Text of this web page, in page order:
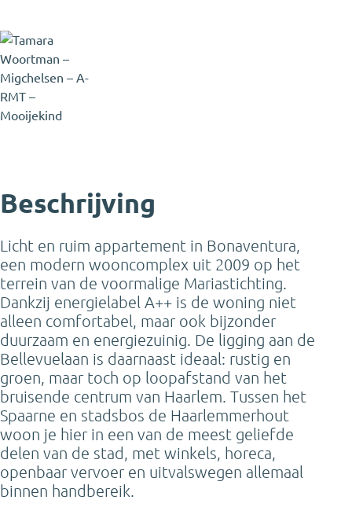
Beschrijving
Licht en ruim appartement in Bonaventura,
een modern wooncomplex uit 2009 op het
terrein van de voormalige Mariastichting.
Dankzij energielabel A++ is de woning niet
alleen comfortabel, maar ook bijzonder
duurzaam en energiezuinig. De ligging aan de
Bellevuelaan is daarnaast ideaal: rustig en
groen, maar toch op loopafstand van het
bruisende centrum van Haarlem. Tussen het
Spaarne en stadsbos de Haarlemmerhout
woon je hier in een van de meest geliefde
delen van de stad, met winkels, horeca,
openbaar vervoer en uitvalswegen allemaal
binnen handbereik.